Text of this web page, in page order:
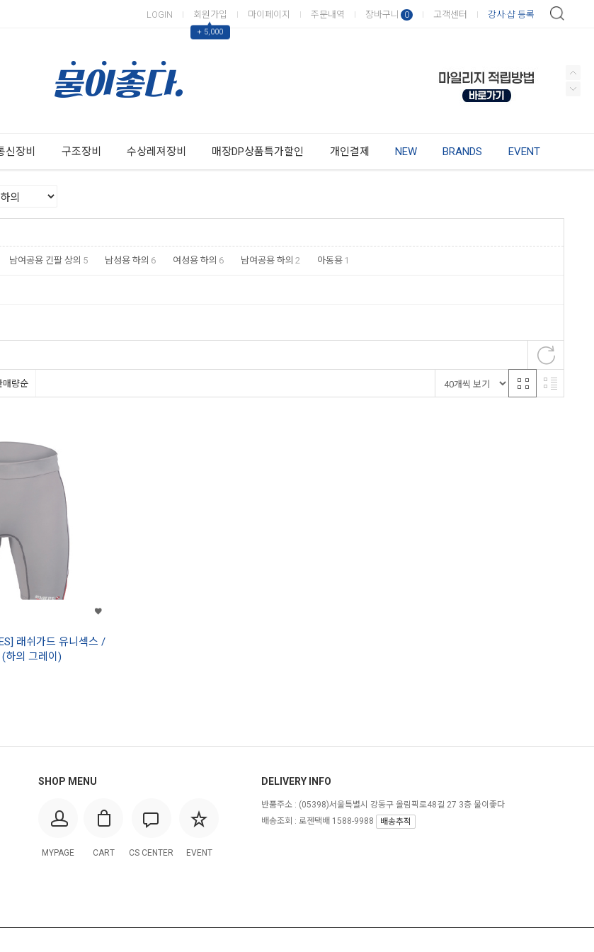
LOGIN 회원가입
▲
+ 5,000
마이페이지 주문내역 장바구니 0 고객센터 강사·샵 등록
신장비 구조장비 수상레져장비 매장DP상품특가할인 개인결제 NEW BRANDS EVENT
남여공용 긴팔 상의 5 남성용 하의 6 여성용 하의 6 남여공용 하의 2 아동용 1
매량순
래쉬가드 유니섹스 /
(하의 그레이)
SHOP MENU
MYPAGE CART CS CENTER EVENT
DELIVERY INFO
반품주소 : (05398)서울특별시 강동구 올림픽로48길 27 3층 물이좋다
배송조회 : 로젠택배 1588-9988
배송추적